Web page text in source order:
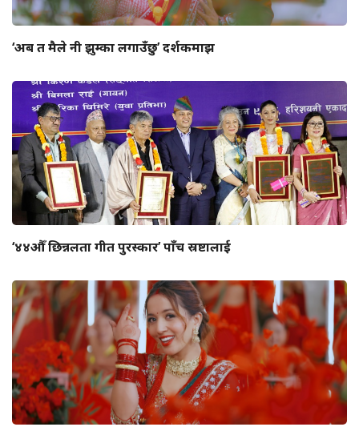
‘अब त मैले नी झुम्का लगाउँछु’ दर्शकमाझ
‘४४औँ छिन्नलता गीत पुरस्कार’ पाँच स्रष्टालाई